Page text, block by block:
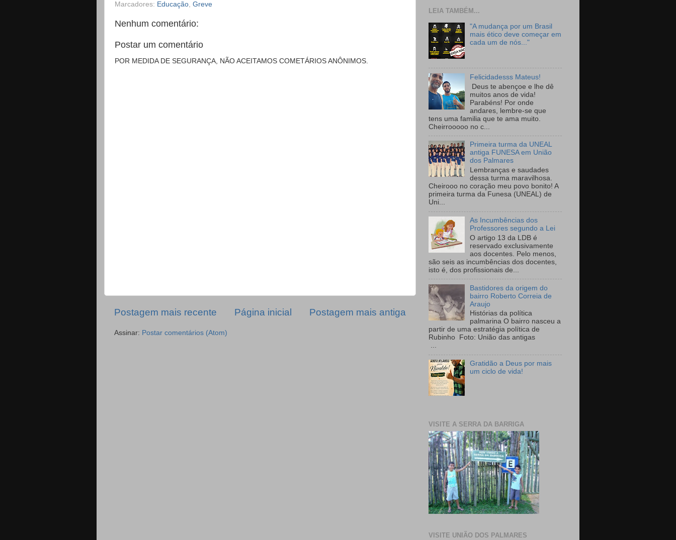
Marcadores: Educação, Greve
Nenhum comentário:
Postar um comentário
POR MEDIDA DE SEGURANÇA, NÃO ACEITAMOS COMETÁRIOS ANÔNIMOS.
Postagem mais recente Postagem mais antiga
Página inicial
Assinar: Postar comentários (Atom)
LEIA TAMBÉM...
"A mudança por um Brasil
mais ético deve começar em
cada um de nós..."
Felicidadesss Mateus!
Deus te abençoe e lhe dê
muitos anos de vida!
Parabéns! Por onde
andares, lembre-se que
tens uma familia que te ama muito.
Cheirrooooo no c...
Primeira turma da UNEAL
antiga FUNESA em União
dos Palmares
Lembranças e saudades
dessa turma maravilhosa.
Cheirooo no coração meu povo bonito! A
primeira turma da Funesa (UNEAL) de
Uni...
As Incumbências dos
Professores segundo a Lei
O artigo 13 da LDB é
reservado exclusivamente
aos docentes. Pelo menos,
são seis as incumbências dos docentes,
isto é, dos profissionais de...
Bastidores da origem do
bairro Roberto Correia de
Araujo
Histórias da política
palmarina O bairro nasceu a
partir de uma estratégia política de
Rubinho Foto: União das antigas
...
Gratidão a Deus por mais
um ciclo de vida!
VISITE A SERRA DA BARRIGA
VISITE UNIÃO DOS PALMARES